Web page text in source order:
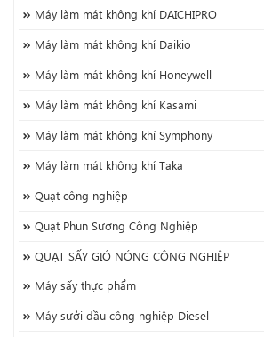
Máy làm mát không khí DAICHIPRO
Máy làm mát không khí Daikio
Máy làm mát không khí Honeywell
Máy làm mát không khí Kasami
Máy làm mát không khí Symphony
Máy làm mát không khí Taka
Quạt công nghiệp
Quạt Phun Sương Công Nghiệp
QUẠT SẤY GIÓ NÓNG CÔNG NGHIỆP
Máy sấy thực phẩm
Máy sưởi dầu công nghiệp Diesel